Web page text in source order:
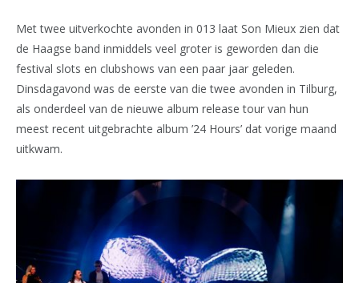
Met twee uitverkochte avonden in 013 laat Son Mieux zien dat
de Haagse band inmiddels veel groter is geworden dan die
festival slots en clubshows van een paar jaar geleden.
Dinsdagavond was de eerste van die twee avonden in Tilburg,
als onderdeel van de nieuwe album release tour van hun
meest recent uitgebrachte album ’24 Hours’ dat vorige maand
uitkwam.